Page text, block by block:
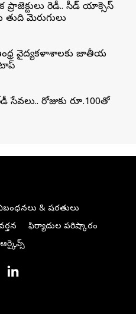
రెడీ.. సీడ్‌ యాక్సెస్‌
తుది మెరుగులు
వైద్యకళాశాలకు జాతీయ
సేవలు.. రోజుకు రూ.100తో
& షరతులు
ఫిర్యాదుల పరిష్కారం